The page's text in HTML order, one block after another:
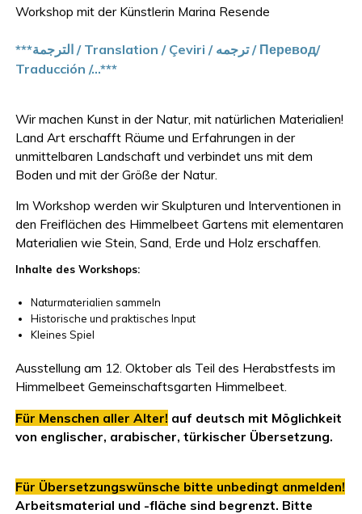
Workshop mit der Künstlerin Marina Resende
***الترجمة / Translation / Çeviri / ترجمه / Перевод/
Traducción /...***
Wir machen Kunst in der Natur, mit natürlichen Materialien!
Land Arterschafft Räume und Erfahrungen in der
unmittelbaren Landschaft und verbindet uns mit dem
Boden und mit der Größe der Natur.
Im Workshop werden wir Skulpturen und Interventionen in
den Freiflächen des Himmelbeet Gartens mit elementaren
Materialien wie Stein, Sand, Erde und Holz erschaffen.
Inhalte des Workshops:
Naturmaterialien sammeln
Historische und praktisches Input
Kleines Spiel
Ausstellung am 12. Oktober als Teil des Herabstfests im
Himmelbeet Gemeinschaftsgarten Himmelbeet.
Für Menschen aller Alter! auf deutsch mit Möglichkeit
von englischer, arabischer, türkischer Übersetzung.
Für Übersetzungswünsche bitte unbedingt anmelden!
Arbeitsmaterial und -fläche sind begrenzt. Bitte